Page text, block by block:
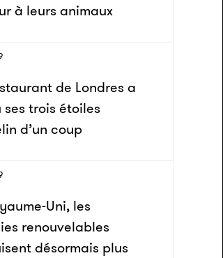
à leurs animaux
de Londres a
ses trois étoiles
d’un coup
Uni, les
renouvelables
désormais plus